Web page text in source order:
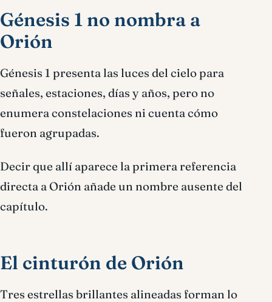
Génesis 1 no nombra a
Orión
Génesis 1 presenta las luces del cielo para
señales, estaciones, días y años, pero no
enumera constelaciones ni cuenta cómo
fueron agrupadas.
Decir que allí aparece la primera referencia
directa a Orión añade un nombre ausente del
capítulo.
El cinturón de Orión
Tres estrellas brillantes alineadas forman lo